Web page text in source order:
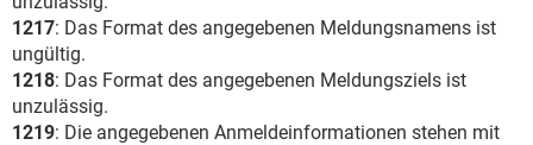
1217: Das Format des angegebenen Meldungsnamens ist
ungültig.
1218: Das Format des angegebenen Meldungsziels ist
unzulässig.
1219: Die angegebenen Anmeldeinformationen stehen mit